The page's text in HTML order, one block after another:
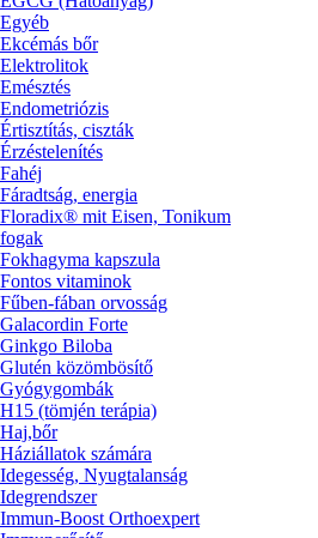
Egyéb
Ekcémás bőr
Elektrolitok
Emésztés
Endometriózis
Értisztítás, ciszták
Érzéstelenítés
Fahéj
Fáradtság, energia
Floradix® mit Eisen, Tonikum
fogak
Fokhagyma kapszula
Fontos vitaminok
Fűben-fában orvosság
Galacordin Forte
Ginkgo Biloba
Glutén közömbösítő
Gyógygombák
H15 (tömjén terápia)
Haj,bőr
Háziállatok számára
Idegesség, Nyugtalanság
Idegrendszer
Immun-Boost Orthoexpert